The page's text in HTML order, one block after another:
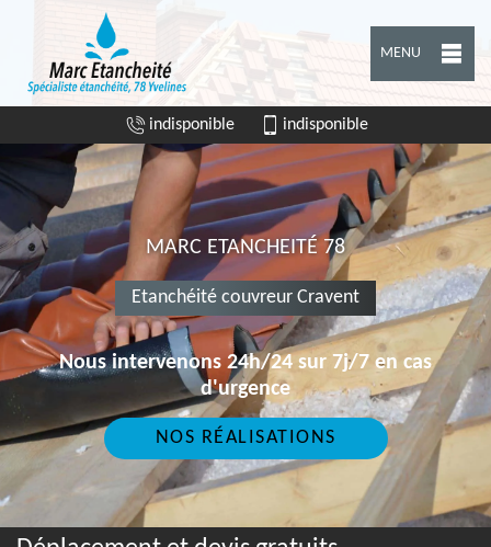
MENU
indisponible indisponible
MARC ETANCHEITÉ 78
Etanchéité couvreur Cravent
Nous intervenons 24h/24 sur 7j/7 en cas
d'urgence
NOS RÉALISATIONS